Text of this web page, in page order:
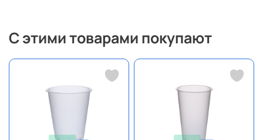
С этими товарами покупают